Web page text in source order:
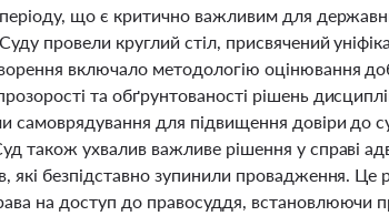
що є критично важливим для
провели круглий стіл, присвячений
включало методологію оцінювання
та обґрунтованості рішень
самоврядування для підвищення довіри до
також ухвалив важливе рішення у справі
які безпідставно зупинили провадження.
на доступ до правосуддя, встановлюючи